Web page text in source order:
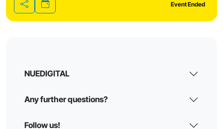
Share
Event Ended
NUEDIGITAL
Any further questions?
Follow us!